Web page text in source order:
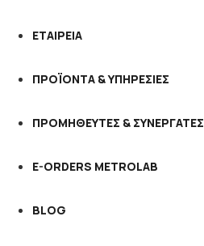
ΕΤΑΙΡΕΙΑ
ΠΡΟΪΟΝΤΑ & ΥΠΗΡΕΣΙΕΣ
ΠΡΟΜΗΘΕΥΤΕΣ & ΣΥΝΕΡΓΑΤΕΣ
E-ORDERS METROLAB
BLOG